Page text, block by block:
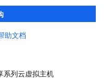
助文档
系列云虚拟主机